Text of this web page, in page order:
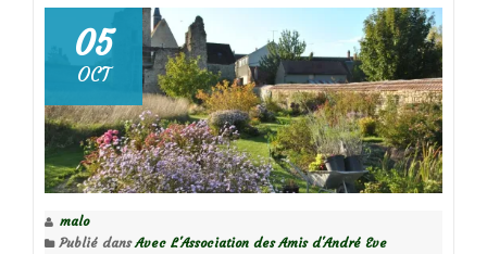
février
jardin
personnel
d’André
Eve
05
OCT
malo
Publié dansAvec L'Association des Amis d'André Eve